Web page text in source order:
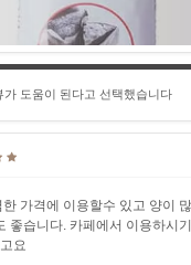
가 도움이 된다고 선택했습니다
가격에 이용할수 있고 양이
좋습니다. 카페에서 이용하시
요